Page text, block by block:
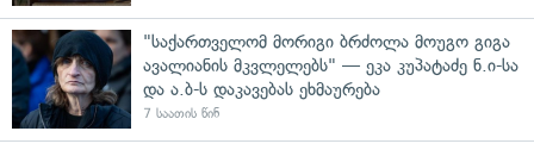
"საქართველომ მორიგი ბრძოლა მოუგო გიგა
ავალიანის მკვლელებს" — ეკა კუპატაძე ნ.ი-სა
და ა.ბ-ს დაკავებას ეხმაურება
7 საათის წინ